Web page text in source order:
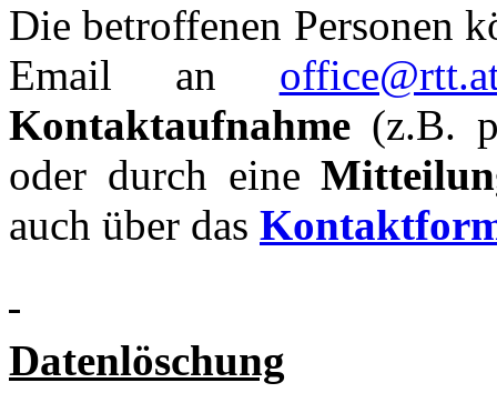
Die betroffenen Personen
Email an
Kontaktaufnahme (z.B.
oder durch eine
auch über das
Datenlöschung